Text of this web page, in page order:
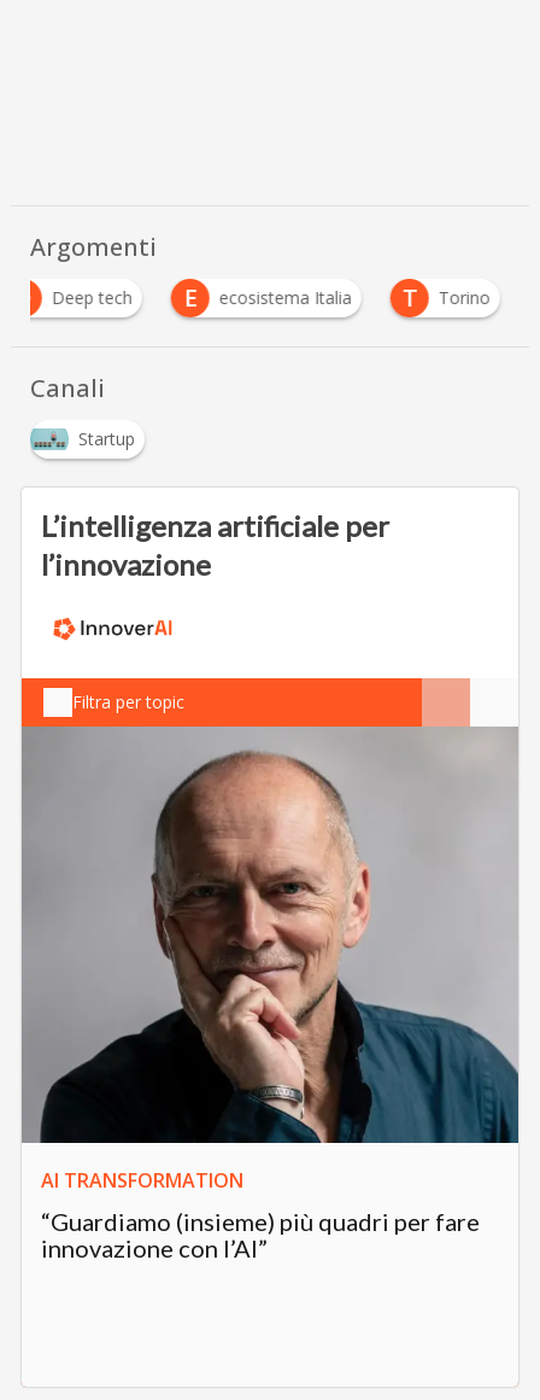
Argomenti
D
Deep tech E ecosistema Italia T Torino
Canali
Startup
L’intelligenza artificiale per
l’innovazione
Filtra per topic
AI TRANSFORMATION
“Guardiamo (insieme) più quadri per fare
innovazione con l’AI”